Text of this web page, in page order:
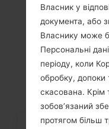
Власник у
документа, або
Власнику може
Персональні
періоду, коли
обробку, допоки
скасована. Крім
зобов’язаний
протягом більш